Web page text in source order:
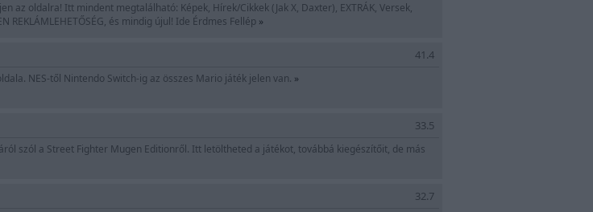
az oldalra! Itt mindent megtalálható: Képek, Hírek/Cikkek (Jak X, Daxter), EXTRÁK, Versek,
és mindig újul! Ide Érdmes Fellép »
41.4
NES-től Nintendo Switch-ig az összes Mario játék jelen van. »
33.5
szól a Street Fighter Mugen Editionről. Itt letöltheted a játékot, továbbá kiegészítőit, de más
32.7